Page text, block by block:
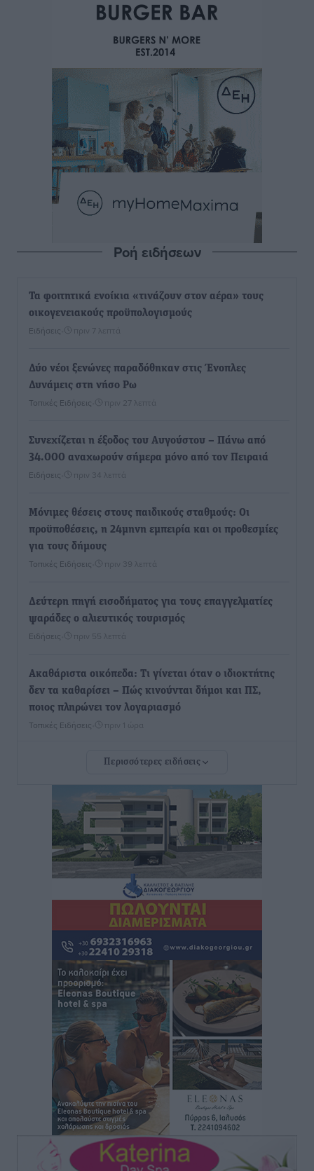
Ροή ειδήσεων
Τα φοιτητικά ενοίκια «τινάζουν στον αέρα» τους
οικογενειακούς προϋπολογισμούς
Ειδήσεις πριν 7 λεπτά
Δύο νέοι ξενώνες παραδόθηκαν στις Ένοπλες
Δυνάμεις στη νήσο Ρω
Τοπικές Ειδήσεις πριν 27 λεπτά
Συνεχίζεται η έξοδος του Αυγούστου – Πάνω από
34.000 αναχωρούν σήμερα μόνο από τον Πειραιά
Ειδήσεις πριν 34 λεπτά
Μόνιμες θέσεις στους παιδικούς σταθμούς: Οι
προϋποθέσεις, η 24μηνη εμπειρία και οι προθεσμίες
για τους δήμους
Τοπικές Ειδήσεις πριν 39 λεπτά
Δεύτερη πηγή εισοδήματος για τους επαγγελματίες
ψαράδες ο αλιευτικός τουρισμός
Ειδήσεις πριν 55 λεπτά
Ακαθάριστα οικόπεδα: Τι γίνεται όταν ο ιδιοκτήτης
δεν τα καθαρίσει – Πώς κινούνται δήμοι και ΠΣ,
ποιος πληρώνει τον λογαριασμό
Τοπικές Ειδήσεις πριν 1 ώρα
Πού κινούνται οι κρατήσεις last minute σε Ελλάδα
Οδηγός στη Ρόδο τράκαρε σταθμευμένο αυτοκίνητο,
παρέσυρε 72χρονο και διέφυγε
πριν 1 ώρα
Το νέο Ειδικό Χωροταξικό για τον Τουρισμό
ξανασχεδιάζει τον επενδυτικό χάρτη της Ρόδου
Τοπικές Ειδήσεις• πριν 2 ώρες
Γιάννης Βασιλάκης: «Η Πρωτοβάθμια Φροντίδα
Υγείας πρέπει να φτάνει σε κάθε γωνιά – Ενισχύουμε
τις δομές, δεν τις αποδυναμώνουμε»
Συνεντεύξεις πριν 2 ώρες
Ιδρυμα Ωνάση: Το όραμα πίσω από τα δύο νέα
σχολεία της Ρόδου
Συνεντεύξεις• πριν 2 ώρες
Μιχάλης Χουρδάκης: «Η χώρα χρειάζεται μια
αξιόπιστη εναλλακτική κυβερνητική πρόταση»
Περισσότερες ειδήσεις